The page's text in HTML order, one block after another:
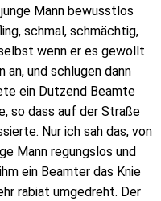
Mann bewusstlos
schmal, schmächtig,
wenn er es gewollt
und schlugen dann
ein Dutzend Beamte
so dass auf der Straße
Nur ich sah das, von
Mann regungslos und
ein Beamter das Knie
rabiat umgedreht. Der